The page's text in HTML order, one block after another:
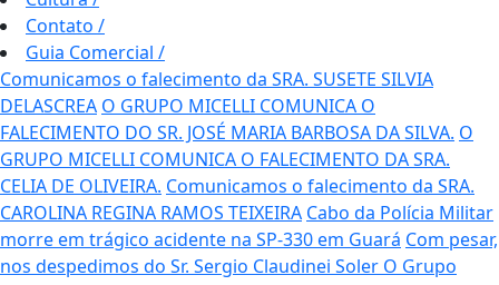
Contato /
Guia Comercial /
Comunicamos o falecimento da SRA. SUSETE SILVIA
DELASCREA O GRUPO MICELLI COMUNICA O
FALECIMENTO DO SR. JOSÉ MARIA BARBOSA DA SILVA. O
GRUPO MICELLI COMUNICA O FALECIMENTO DA SRA.
CELIA DE OLIVEIRA. Comunicamos o falecimento da SRA.
CAROLINA REGINA RAMOS TEIXEIRA Cabo da Polícia Militar
morre em trágico acidente na SP-330 em Guará Com pesar,
nos despedimos do Sr. Sergio Claudinei Soler O Grupo